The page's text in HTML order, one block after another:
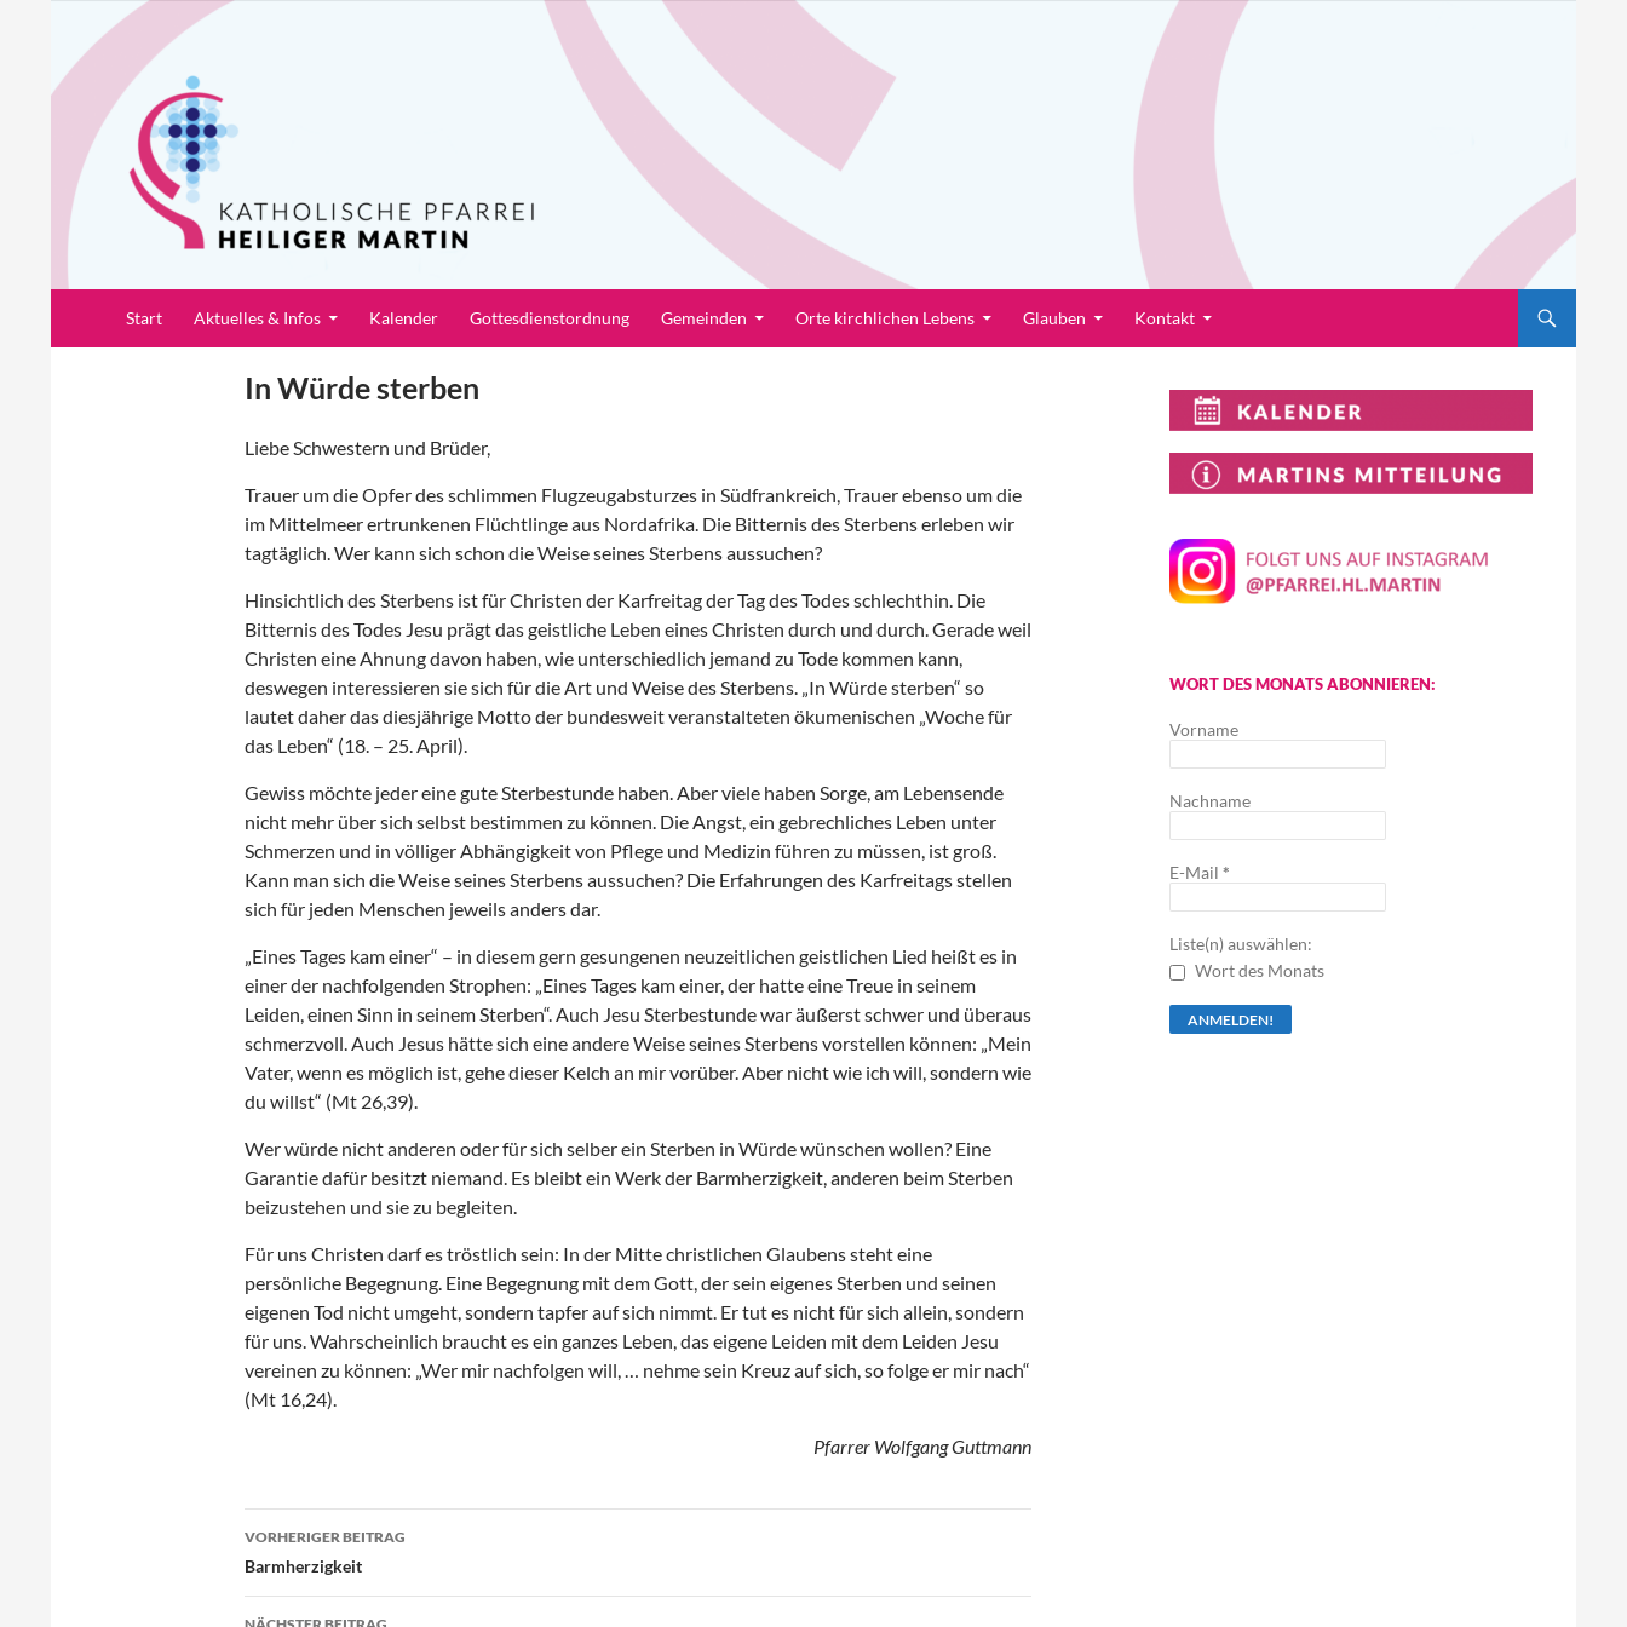
springen
Pfarrei Heiliger Martin
Start Aktuelles & Infos Kalender Gottesdienstordnung Gemeinden Orte kirchlichen Lebens Glauben Kontakt
In Würde sterben
Liebe Schwestern und Brüder,
Trauer um die Opfer des schlimmen Flugzeugabsturzes in Südfrankreich, Trauer ebenso um die
im Mittelmeer ertrunkenen Flüchtlinge aus Nordafrika. Die Bitternis des Sterbens erleben wir
tagtäglich. Wer kann sich schon die Weise seines Sterbens aussuchen?
Hinsichtlich des Sterbens ist für Christen der Karfreitag der Tag des Todes schlechthin. Die
Bitternis des Todes Jesu prägt das geistliche Leben eines Christen durch und durch. Gerade weil
Christen eine Ahnung davon haben, wie unterschiedlich jemand zu Tode kommen kann,
deswegen interessieren sie sich für die Art und Weise des Sterbens. „In Würde sterben“ so
lautet daher das diesjährige Motto der bundesweit veranstalteten ökumenischen „Woche für
das Leben“ (18. – 25. April).
Gewiss möchte jeder eine gute Sterbestunde haben. Aber viele haben Sorge, am Lebensende
nicht mehr über sich selbst bestimmen zu können. Die Angst, ein gebrechliches Leben unter
Schmerzen und in völliger Abhängigkeit von Pflege und Medizin führen zu müssen, ist groß.
Kann man sich die Weise seines Sterbens aussuchen? Die Erfahrungen des Karfreitags stellen
sich für jeden Menschen jeweils anders dar.
„Eines Tages kam einer“ – in diesem gern gesungenen neuzeitlichen geistlichen Lied heißt es in
einer der nachfolgenden Strophen: „Eines Tages kam einer, der hatte eine Treue in seinem
Leiden, einen Sinn in seinem Sterben“. Auch Jesu Sterbestunde war äußerst schwer und überaus
schmerzvoll. Auch Jesus hätte sich eine andere Weise seines Sterbens vorstellen können: „Mein
Vater, wenn es möglich ist, gehe dieser Kelch an mir vorüber. Aber nicht wie ich will, sondern wie
du willst“ (Mt 26,39).
Wer würde nicht anderen oder für sich selber ein Sterben in Würde wünschen wollen? Eine
Garantie dafür besitzt niemand. Es bleibt ein Werk der Barmherzigkeit, anderen beim Sterben
beizustehen und sie zu begleiten.
Für uns Christen darf es tröstlich sein: In der Mitte christlichen Glaubens steht eine
persönliche Begegnung. Eine Begegnung mit dem Gott, der sein eigenes Sterben und seinen
eigenen Tod nicht umgeht, sondern tapfer auf sich nimmt. Er tut es nicht für sich allein, sondern
für uns. Wahrscheinlich braucht es ein ganzes Leben, das eigene Leiden mit dem Leiden Jesu
vereinen zu können: „Wer mir nachfolgen will, … nehme sein Kreuz auf sich, so folge er mir nach“
(Mt 16,24).
Pfarrer Wolfgang Guttmann
Beitragsnavigation
VORHERIGER BEITRAG
Barmherzigkeit
WORT DES MONATS ABONNIEREN:
Vorname
Nachname
E-Mail *
Liste(n) auswählen:
Wort des Monats